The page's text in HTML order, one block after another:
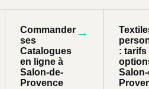
Commander
ses
Catalogues
en ligne à
Salon-de-
Provence
→
: tarifs